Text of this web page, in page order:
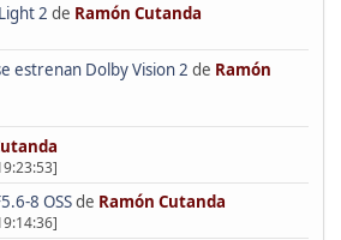
2 de Ramón Cutanda
estrenan Dolby Vision 2 de Ramón
8 OSSde Ramón Cutanda